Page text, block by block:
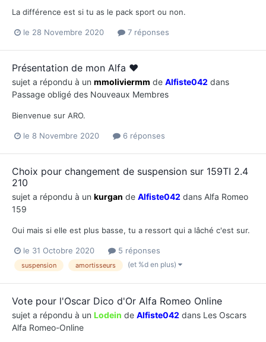
La différence est si tu as le pack sport ou non.
le 28 Novembre 2020 7 réponses
Présentation de mon Alfa ❤️
sujet a répondu à un mmoliviermm de Alfiste042 dans
Passage obligé des Nouveaux Membres
Bienvenue sur ARO.
le 8 Novembre 2020 6 réponses
Choix pour changement de suspension sur 159TI 2.4
210
sujet a répondu à un kurgan de Alfiste042 dans Alfa Romeo
159
Oui mais si elle est plus basse, tu a ressort qui a lâché c'est sur.
le 31 Octobre 2020 5 réponses
suspension amortisseurs (et %d en plus)
Vote pour l'Oscar Dico d'Or Alfa Romeo Online
sujet a répondu à un Lodein de Alfiste042 dans Les Oscars
Alfa Romeo-Online